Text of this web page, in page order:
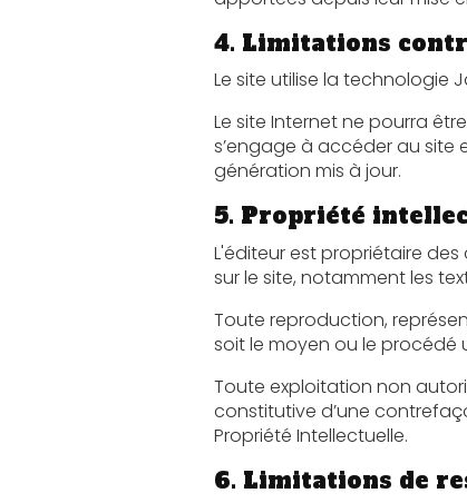
4. Limitations
Le site utilise la technologie
Le site Internet ne pourra être tenu
s’engage à accéder au site en utilisant
génération mis à jour.
5. Propriété
L'éditeur est propriétaire des droits de
Toute reproduction,
Toute exploitation non autorisée
constitutive d’une contrefaçon et
Propriété Intellectuelle.
6. Limitations de